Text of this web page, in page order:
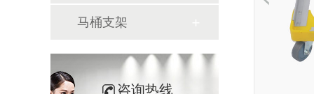
马桶支架
咨询热线